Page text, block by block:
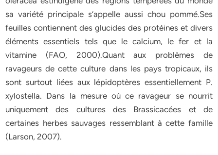
sa variété principale s’appelle aussi chou pommé.Ses
feuilles contiennent des glucides des protéines et divers
éléments essentiels tels que le calcium, le fer et la
vitamine (FAO, 2000).Quant aux problèmes de
ravageurs de cette culture dans les pays tropicaux, ils
sont surtout liées aux lépidoptères essentiellement P.
xylostella. Dans la mesure où ce ravageur se nourrit
uniquement des cultures des Brassicacées et de
certaines herbes sauvages ressemblant à cette famille
(Larson, 2007).